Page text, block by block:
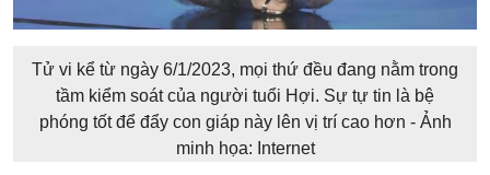
Tử vi kể từ ngày 6/1/2023, mọi thứ đều đang nằm trong
tầm kiểm soát của người tuổi Hợi. Sự tự tin là bệ
phóng tốt để đẩy con giáp này lên vị trí cao hơn - Ảnh
minh họa: Internet